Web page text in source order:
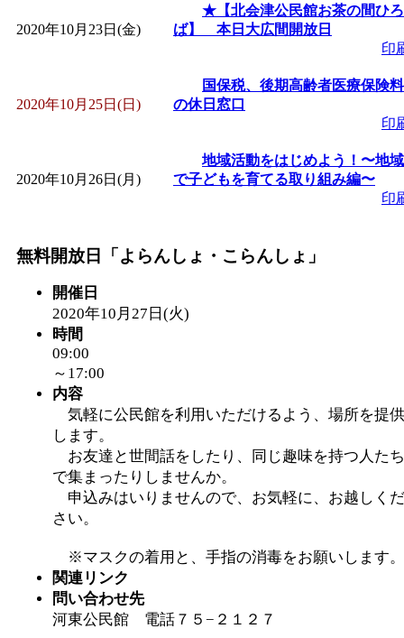
2020年10月23日(金)
★【北会津公民館お茶の間ひろ
ば】 本日大広間開放日
印
2020年10月25日(日)
国保税、後期高齢者医療保険料
の休日窓口
印
2020年10月26日(月)
地域活動をはじめよう！〜地域
で子どもを育てる取り組み編〜
印
無料開放日「よらんしょ・こらんしょ」
開催日
2020年10月27日(火)
時間
09:00
～17:00
内容
気軽に公民館を利用いただけるよう、場所を提供
します。
お友達と世間話をしたり、同じ趣味を持つ人たち
で集まったりしませんか。
申込みはいりませんので、お気軽に、お越しくだ
さい。
※マスクの着用と、手指の消毒をお願いします。
関連リンク
問い合わせ先
河東公民館 電話７５−２１２７